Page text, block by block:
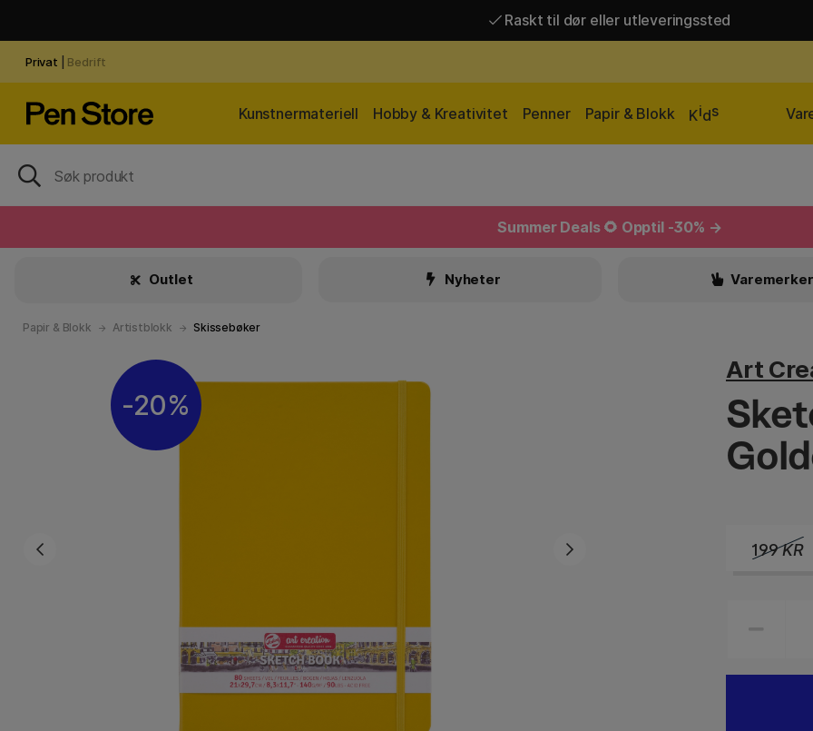
Raskt til dør eller utleveringssted
Privat Bedrift
Kunstnermateriell Hobby & Kreativitet Penner Papir & Blokk Kids
Summer Deals 🌻 Opptil -30% →
Outlet Nyheter Varemerker
Papir & Blokk Artistblokk Skissebøker
20%
Art
199KR